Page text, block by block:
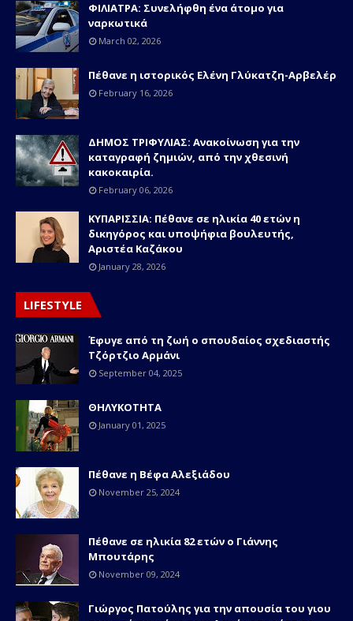
ΦΙΛΙΑΤΡΑ: Συνελήφθη ένα άτομο για
ναρκωτικά
March 02, 2026
Πέθανε η ιστορικός Ελένη Γλύκατζη-Αρβελέρ
February 16, 2026
ΔΗΜΟΣ ΤΡΙΦΥΛΙΑΣ: Ανακοίνωση για την
καταγραφή ζημιών, από την χθεσινή
κακοκαιρία.
February 06, 2026
ΚΥΠΑΡΙΣΣΙΑ: Πέθανε σε ηλικία 40 ετών η
δικηγόρος και υποψήφια βουλευτής,
Αριστέα Καζάκου
January 28, 2026
LIFESTYLE
Έφυγε από τη ζωή ο σπουδαίος σχεδιαστής
Τζόρτζιο Αρμάνι
September 04, 2025
ΘΗΛΥΚΟΤΗΤΑ
January 01, 2025
Πέθανε η Βέφα Αλεξιάδου
November 25, 2024
Πέθανε σε ηλικία 82 ετών o Γιάννης
Μπουτάρης
November 09, 2024
Γιώργος Πατούλης για την απουσία του γιου